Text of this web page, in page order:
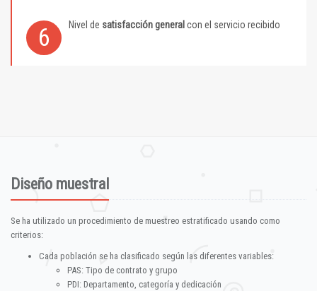
6 Nivel de satisfacción general con el servicio recibido
Diseño muestral
Se ha utilizado un procedimiento de muestreo estratificado usando como
criterios:
Cada población se ha clasificado según las diferentes variables:
PAS: Tipo de contrato y grupo
PDI: Departamento, categoría y dedicación